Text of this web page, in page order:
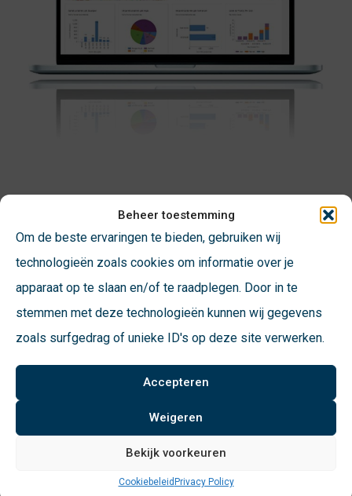
Beheer toestemming
Om de beste ervaringen te bieden, gebruiken wij
technologieën zoals cookies om informatie over je
apparaat op te slaan en/of te raadplegen. Door in te
stemmen met deze technologieën kunnen wij gegevens
zoals surfgedrag of unieke ID's op deze site verwerken.
Accepteren
Weigeren
Bekijk voorkeuren
CookiebeleidPrivacy Policy
VConsyst Dynamics
VConsyst Dynamics vormt de basis voor al onze
oplossingen. Het is een modulair beheerplatform en
helpt u en uw teams op elk moment en op iedere plaats
inzicht te krijgen in en sturing te geven aan het
Meer weten? Neem contact met ons op: